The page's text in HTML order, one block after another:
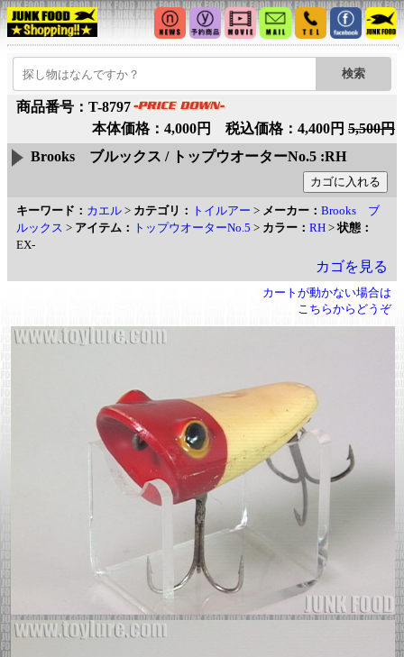
商品番号：T-8797
本体価格：4,000円 税込価格：4,400円 5,500円
Brooks ブルックス / トップウオーターNo.5 :RH
キーワード： カエル > カテゴリ： トイルアー > メーカー： Brooks ブ
ルックス > アイテム： トップウオーターNo.5 > カラー： RH >状態：
EX-
カゴを見る
カートが動かない場合は
こちらからどうぞ